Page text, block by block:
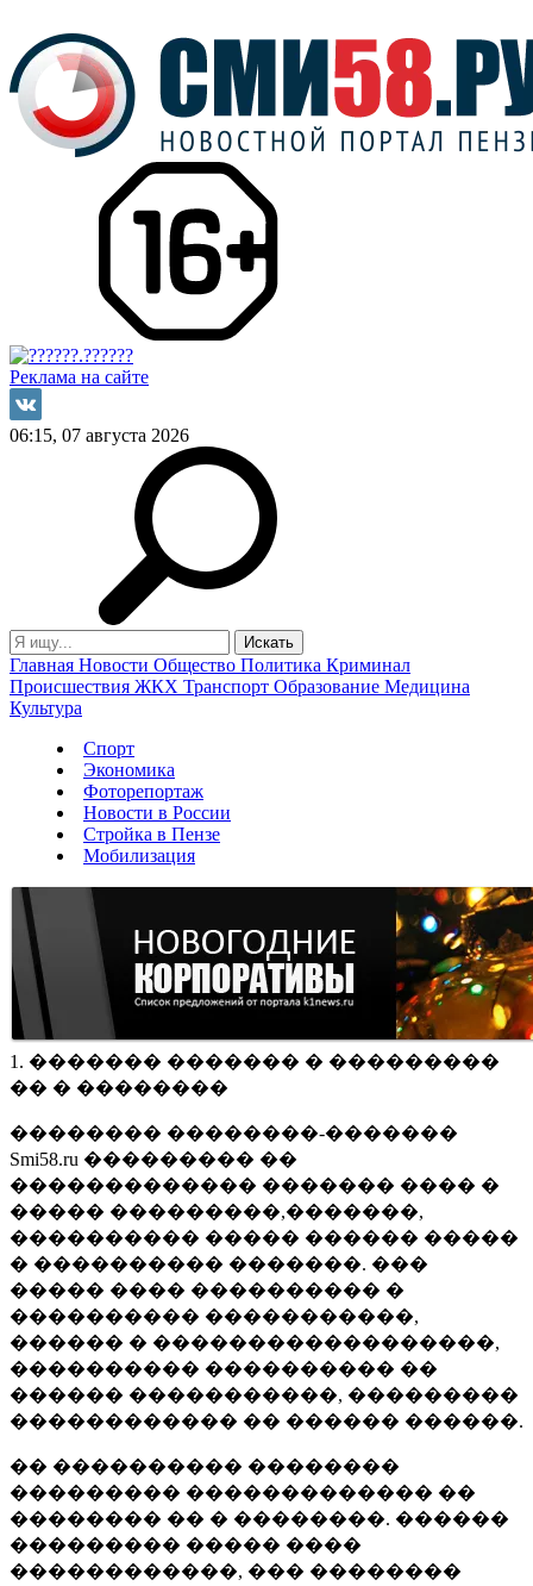
Реклама на сайте
06:15, 07 августа 2026
Главная Новости Общество Политика Криминал
Происшествия ЖКХ Транспорт Образование Медицина
Культура
Спорт
Экономика
Фоторепортаж
Новости в России
Стройка в Пензе
Мобилизация
1. ������� ������� � ���������
�� � ��������
�������� ��������-�������
Smi58.ru ��������� ��
������������� ������� ���� �
����� ���������,�������,
���������� ����� ������ �����
� ���������� �������. ���
����� ���� ���������� �
���������� �����������,
������ � ������������������,
���������� ���������� ��
������ �����������, ���������
������������ �� ������ ������.
�� ���������� ��������
��������� ������������� ��
�������� �� � ��������. ������
��������� ����� ����
������������, ��� ��������